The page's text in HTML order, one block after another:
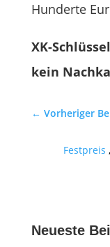
Hunderte
XK-
kein
← Vorheriger
Festpreis
Neueste